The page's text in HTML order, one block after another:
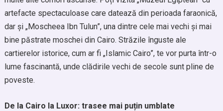
artefacte spectaculoase care datează din perioada faraonică,
dar și „Moscheea Ibn Tulun”, una dintre cele mai vechi și mai
bine păstrate moschei din Cairo. Străzile înguste ale
cartierelor istorice, cum ar fi „Islamic Cairo”, te vor purta într-o
lume fascinantă, unde clădirile vechi de secole sunt pline de
poveste.
De la Cairo la Luxor: trasee mai puțin umblate